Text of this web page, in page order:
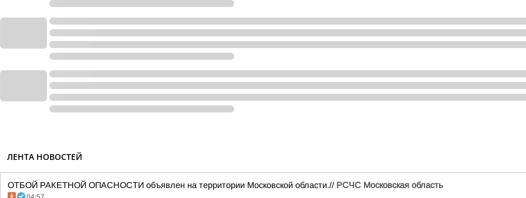
ЛЕНТА НОВОСТЕЙ
ОТБОЙ РАКЕТНОЙ ОПАСНОСТИ объявлен на территории Московской области.// РСЧС Московская область